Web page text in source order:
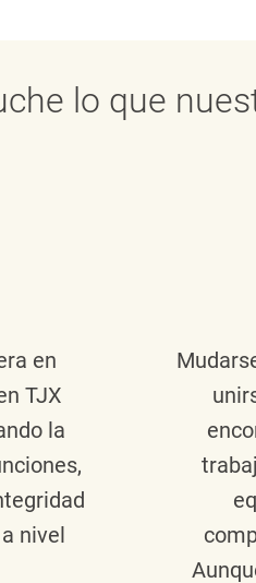
lo que
en
TJX
la
nivel